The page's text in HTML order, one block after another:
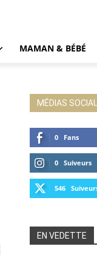
MAMAN & BÉBÉ
MÉDIAS
0 Fans
0 Suiveurs
546
EN VEDETTE